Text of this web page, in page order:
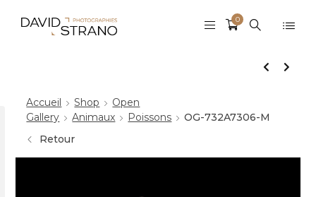
0
Accueil Shop
Open
Gallery
Animaux Poissons
OG-732A7306-M
Retour